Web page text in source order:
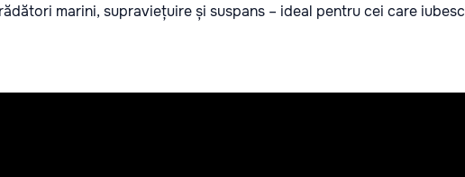
marini, supraviețuire și suspans – ideal pentru cei care iubesc